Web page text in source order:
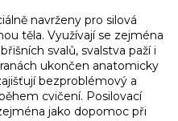
n
navrženy pro silová
těla. Využívají se zejména
svalů, svalstva paží i
ukončen anatomicky
bezproblémový a
cvičení. Posilovací
jako dopomoc při